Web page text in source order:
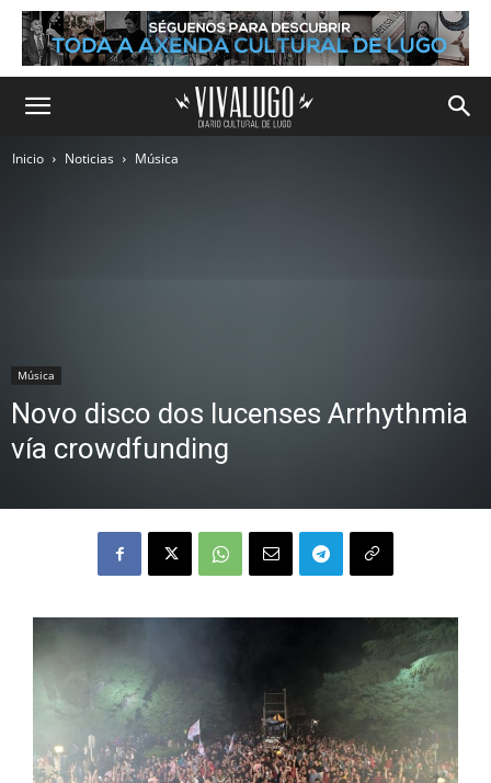
Inicio Noticias Música
Música
Novo disco dos lucenses Arrhythmia
vía crowdfunding